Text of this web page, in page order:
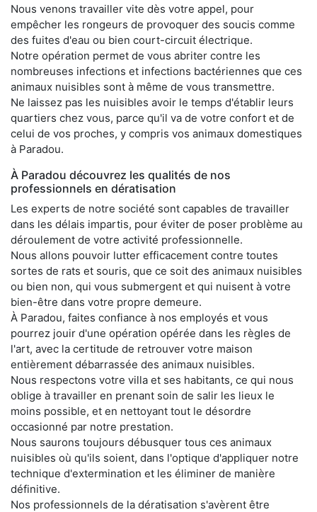
Nous venons travailler vite dès votre appel, pour
empêcher les rongeurs de provoquer des soucis comme
des fuites d'eau ou bien court-circuit électrique.
Notre opération permet de vous abriter contre les
nombreuses infections et infections bactériennes que ces
animaux nuisibles sont à même de vous transmettre.
Ne laissez pas les nuisibles avoir le temps d'établir leurs
quartiers chez vous, parce qu'il va de votre confort et de
celui de vos proches, y compris vos animaux domestiques
à Paradou.
À Paradou découvrez les qualités de nos
professionnels en dératisation
Les experts de notre société sont capables de travailler
dans les délais impartis, pour éviter de poser problème au
déroulement de votre activité professionnelle.
Nous allons pouvoir lutter efficacement contre toutes
sortes de rats et souris, que ce soit des animaux nuisibles
ou bien non, qui vous submergent et qui nuisent à votre
bien-être dans votre propre demeure.
À Paradou, faites confiance à nos employés et vous
pourrez jouir d'une opération opérée dans les règles de
l'art, avec la certitude de retrouver votre maison
entièrement débarrassée des animaux nuisibles.
Nous respectons votre villa et ses habitants, ce qui nous
oblige à travailler en prenant soin de salir les lieux le
moins possible, et en nettoyant tout le désordre
occasionné par notre prestation.
Nous saurons toujours débusquer tous ces animaux
nuisibles où qu'ils soient, dans l'optique d'appliquer notre
technique d'extermination et les éliminer de manière
définitive.
Nos professionnels de la dératisation s'avèrent être